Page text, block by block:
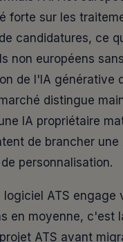
forte sur les
candidatures, ce
non européens
de l'IA générative
distingue
IA propriétaire
de brancher une
personnalisation.
logiciel ATS engage
en moyenne, c'est
ATS avant